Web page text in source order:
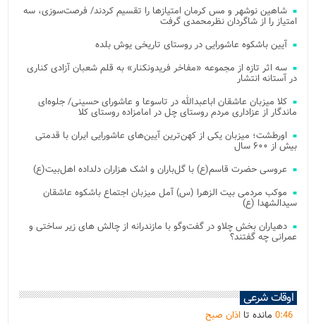
شاهین نوشهر و مس کرمان امتیازها را تقسیم کردند/ فرصت‌سوزی، سه
امتیاز را از شاگردان نظرمحمدی گرفت
آیین باشکوه عاشورایی در روستای تاریخی یوش بلده
سه اثر تازه از مجموعه «مفاخر فریدونکنار» به قلم شعبان آزادی کناری
در آستانه انتشار
کلا میزبان عاشقان اباعبدالله در تاسوعا و عاشورای حسینی/ جلوه‌ای
ماندگار از عزاداری مردم روستای چل در امامزاده روستای کلا
اورطشت؛ میزبان یکی از کهن‌ترین آیین‌های عاشورایی ایران با قدمتی
بیش از ۶۰۰ سال
عروسی حضرت قاسم(ع) با گل‌باران و اشک هزاران دلداده اهل‌بیت(ع)
موکب مردمی بیت‌ الزهرا (س) آمل میزبان اجتماع باشکوه عاشقان
سیدالشهدا (ع)
دهیاران بخش چلاو در گفت‌وگو با مازندرانه از چالش های زیر ساختی و
عمرانی چه گفتند؟
اوقات شرعی
0:46 مانده تا اذان صبح